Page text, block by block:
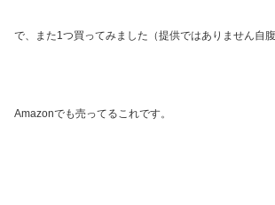
で、また1つ買ってみました（提供ではありません自腹
Amazonでも売ってるこれです。